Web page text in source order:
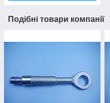
Подібні товари компанії